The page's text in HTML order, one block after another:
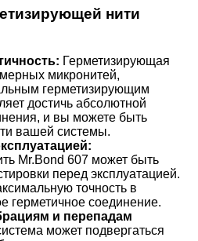
нити
Герметизирующая
микронитей,
герметизирующим
достичь абсолютной
и вы можете быть
вашей системы.
Mr.Bond 607 может быть
перед эксплуатацией.
точность в
герметичное соединение.
и перепадам
может подвергаться